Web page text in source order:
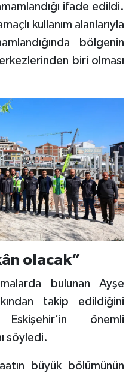
ifade edildi.
kullanım alanlarıyla
bölgenin
biri olması
olacak”
bulunan Ayşe
takip edildiğini
önemli
söyledi.
büyük bölümünün